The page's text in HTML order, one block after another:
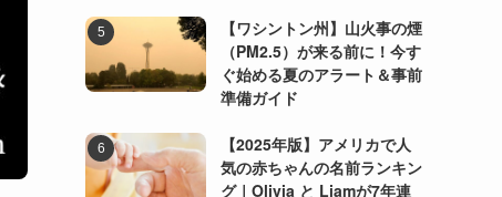
【ワシントン州】山火事の煙
（PM2.5）が来る前に！今す
ぐ始める夏のアラート＆事前
準備ガイド
【2025年版】アメリカで人
気の赤ちゃんの名前ランキン
グ｜Olivia と Liamが7年連